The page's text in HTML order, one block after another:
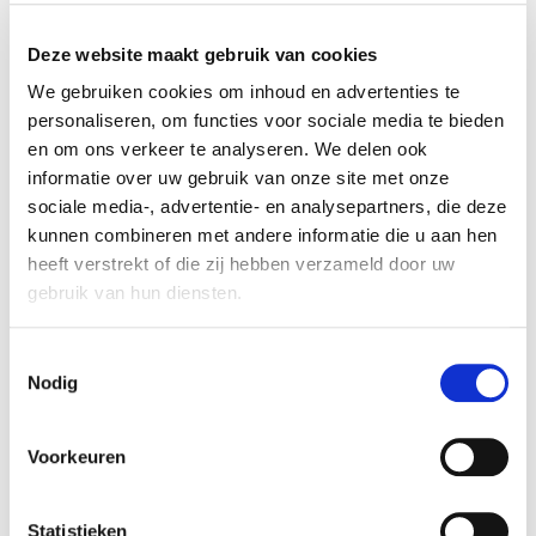
Deze website maakt gebruik van cookies
We gebruiken cookies om inhoud en advertenties te
personaliseren, om functies voor sociale media te bieden
en om ons verkeer te analyseren. We delen ook
informatie over uw gebruik van onze site met onze
sociale media-, advertentie- en analysepartners, die deze
kunnen combineren met andere informatie die u aan hen
heeft verstrekt of die zij hebben verzameld door uw
gebruik van hun diensten.
Selection
Nodig
Voorkeuren
Statistieken
met de Samsung QE65QN800C 8K Neo QLED Smart
baanbrekende 8K-resolutie levert deze televisie
een visuele ervaring die je naar nieuwe hoogten tilt.
Belangrijkste Kenmerken:
8K Neo QLED Resolutie:Ervaar de volgende
stap in beeldkwaliteit met de ongelooflijke 8K-
resolutie. Elk detail komt tot leven met
grenzen van de werkelijkheid doorbreekt.
adembenemend dynamisch bereik dankzij